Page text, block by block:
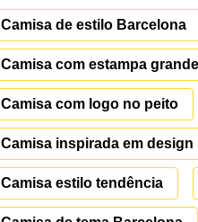
Camisa de estilo Barcelona
Camisa com estampa
Camisa com logo no peito
Camisa inspirada em design
Camisa estilo tendência